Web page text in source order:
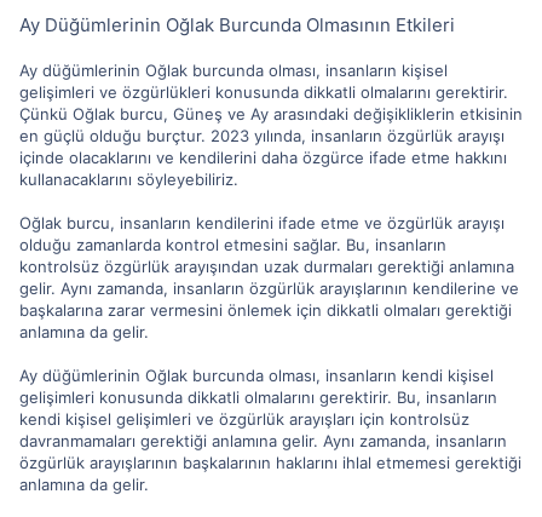
Ay Düğümlerinin Oğlak Burcunda Olmasının Etkileri
Ay düğümlerinin Oğlak burcunda olması, insanların kişisel
gelişimleri ve özgürlükleri konusunda dikkatli olmalarını gerektirir.
Çünkü Oğlak burcu, Güneş ve Ay arasındaki değişikliklerin etkisinin
en güçlü olduğu burçtur. 2023 yılında, insanların özgürlük arayışı
içinde olacaklarını ve kendilerini daha özgürce ifade etme hakkını
kullanacaklarını söyleyebiliriz.
Oğlak burcu, insanların kendilerini ifade etme ve özgürlük arayışı
olduğu zamanlarda kontrol etmesini sağlar. Bu, insanların
kontrolsüz özgürlük arayışından uzak durmaları gerektiği anlamına
gelir. Aynı zamanda, insanların özgürlük arayışlarının kendilerine ve
başkalarına zarar vermesini önlemek için dikkatli olmaları gerektiği
anlamına da gelir.
Ay düğümlerinin Oğlak burcunda olması, insanların kendi kişisel
gelişimleri konusunda dikkatli olmalarını gerektirir. Bu, insanların
kendi kişisel gelişimleri ve özgürlük arayışları için kontrolsüz
davranmamaları gerektiği anlamına gelir. Aynı zamanda, insanların
özgürlük arayışlarının başkalarının haklarını ihlal etmemesi gerektiği
anlamına da gelir.